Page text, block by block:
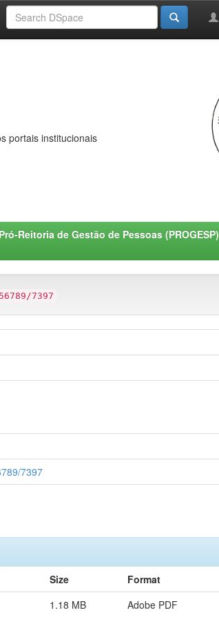
portais institucionais
Pró-Reitoria de Gestão de Pessoas (PROGESP)
7397
7397
Size
Format
1.18 MB Adobe PDF